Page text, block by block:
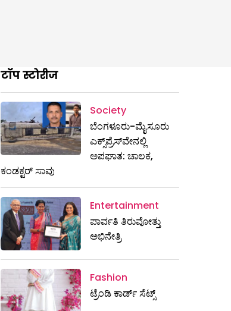
टॉप स्टोरीज
Society
ಬೆಂಗಳೂರು-ಮೈಸೂರು
ಎಕ್ಸ್​ಪ್ರೆಸ್‌ವೇನಲ್ಲಿ
ಅಪಘಾತ: ಚಾಲಕ,
ಕಂಡಕ್ಟರ್ ಸಾವು
Entertainment
ಪಾರ್ವತಿ ತಿರುವೋತ್ತು
ಅಭಿನೇತ್ರಿ
Fashion
ಟ್ರೆಂಡಿ ಕಾರ್ಡ್‌ ಸೆಟ್ಸ್